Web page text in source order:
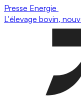
Presse Energie
L'élevage bovin,